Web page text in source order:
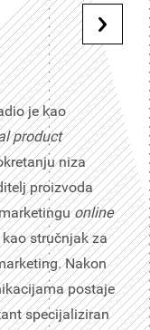
je kao
product
niza
proizvoda
online
stručnjak za
Nakon
postaje
specijaliziran